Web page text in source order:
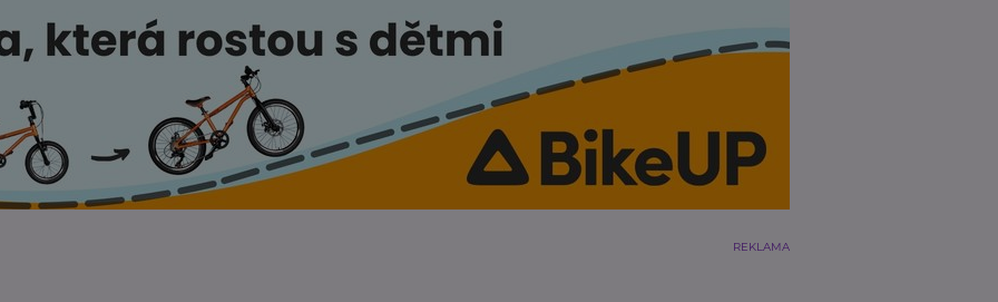
REKLAMA